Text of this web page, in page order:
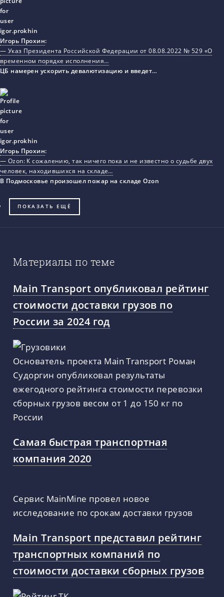
Игорь Прохин:
— Указ Президента Российской Федерации от 08.08.2022 № 529 «О
временном порядке исполнения…
ЦБ намерен ускорить девалютизацию и введет…
Игорь Прохин:
— Ozon: К сожалению, так ничего пока и не известно о судьбе двух
человек, находившихся на складе…
В Подмосковье произошел пожар на складе Ozon
ПОКАЗАТЬ ЕЩЁ
Материалы по теме
Main Transport опубликовал рейтинг
стоимости доставки грузов по
России за 2024 год
Основатель проекта Main Transport Роман
Судоргин опубликовал результаты
ежегодного рейтинга стоимости перевозки
сборных грузов весом от 1 до 150 кг по
России
Самая быстрая транспортная
компания 2020
Сервис MainMine провел новое
исследование по срокам доставки грузов
Main Transport представил рейтинг
транспортных компаний по
стоимости доставки сборных грузов